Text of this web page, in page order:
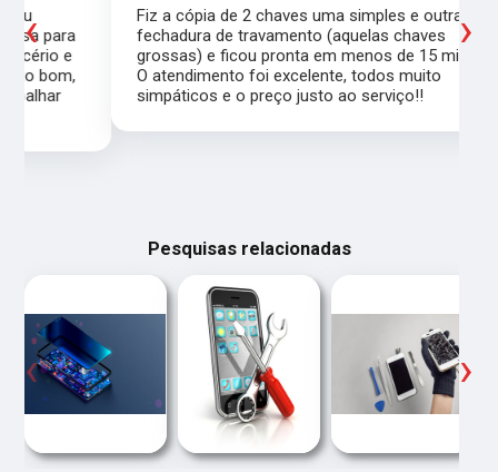
Fiz a cópia de 2 chaves uma simples e outra pra
fechadura de travamento (aquelas chaves
grossas) e ficou pronta em menos de 15 minutos.
O atendimento foi excelente, todos muito
simpáticos e o preço justo ao serviço!!
‹ ›
Pesquisas relacionadas
‹ ›